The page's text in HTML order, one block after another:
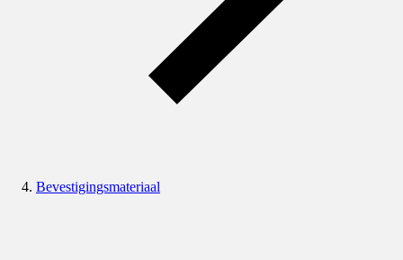
Bevestigingsmateriaal